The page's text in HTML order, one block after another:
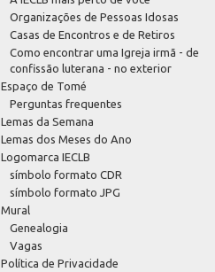
Organizações de Pessoas Idosas
Casas de Encontros e de Retiros
Como encontrar uma Igreja irmã - de
confissão luterana - no exterior
Espaço de Tomé
Perguntas frequentes
Lemas da Semana
Lemas dos Meses do Ano
Logomarca IECLB
símbolo formato CDR
símbolo formato JPG
Mural
Genealogia
Vagas
Política de Privacidade